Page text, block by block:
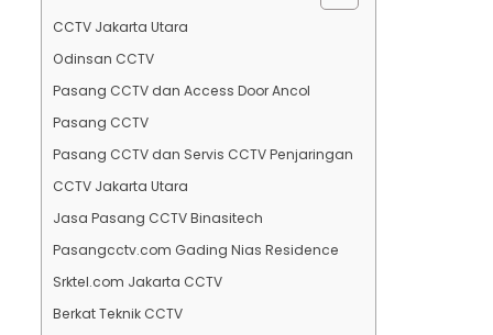
CCTV Jakarta Utara
Odinsan CCTV
Pasang CCTV dan Access Door Ancol
Pasang CCTV
Pasang CCTV dan Servis CCTV Penjaringan
CCTV Jakarta Utara
Jasa Pasang CCTV Binasitech
Pasangcctv.com Gading Nias Residence
Srktel.com Jakarta CCTV
Berkat Teknik CCTV